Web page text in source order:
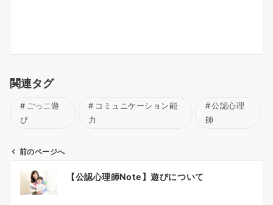
関連タグ
ごっこ遊
び
コミュニケーション能
力
公認心理
師
投
稿
前のページへ
【公認心理師Note】遊びについて